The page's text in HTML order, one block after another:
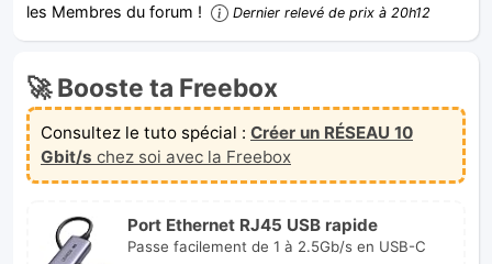
les Membres du forum !
Dernier relevé de prix à 20h12
🚀 Booste ta Freebox
Consultez le tuto spécial : Créer un RÉSEAU 10
Gbit/s chez soi avec la Freebox
Port Ethernet RJ45 USB rapide
Passe facilement de 1 à 2.5Gb/s en USB-C